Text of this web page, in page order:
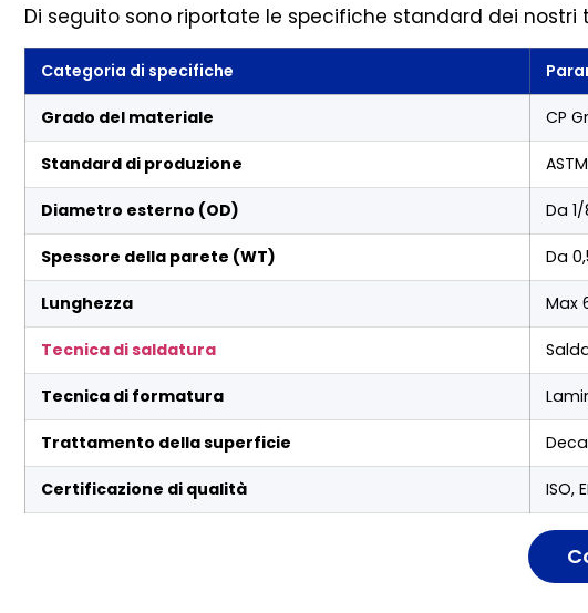
Di seguito sono riportate le specifiche standard dei
Categoria di specifiche
Grado del materiale CP
Standard di produzione
Diametro esterno (OD) Da
Spessore della parete (WT) Da
Lunghezza Max
Tecnica di saldatura
Tecnica di formatura
Trattamento della superficie
Certificazione di qualità ISO,